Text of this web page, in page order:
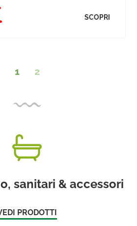
SCOPRI
1 2
sanitari & accessori
PRODOTTI